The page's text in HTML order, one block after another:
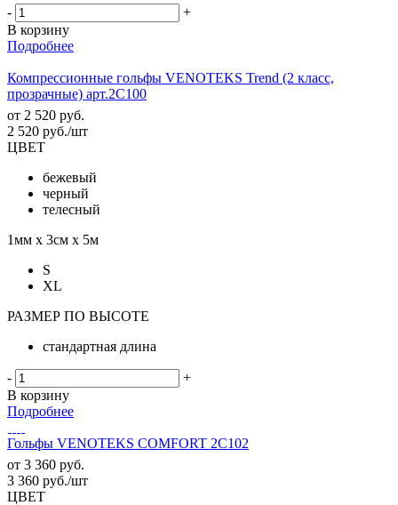
-
+
В корзину
Подробнее
Компрессионные гольфы VENOTEKS Trend (2 класс,
прозрачные) арт.2C100
от 2 520 руб.
2 520 руб./шт
ЦВЕТ
бежевый
черный
телесный
1мм х 3см х 5м
S
XL
РАЗМЕР ПО ВЫСОТЕ
стандартная длина
-
+
В корзину
Подробнее
Гольфы VENOTEKS COMFORT 2C102
от 3 360 руб.
3 360 руб./шт
ЦВЕТ